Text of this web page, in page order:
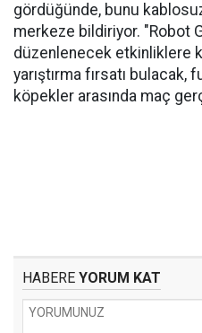
gördüğünde, bunu
merkeze bildiriyor. "Robot
düzenlenecek etkinliklere
yarıştırma fırsatı bulacak,
köpekler arasında maç
HABERE YORUM KAT